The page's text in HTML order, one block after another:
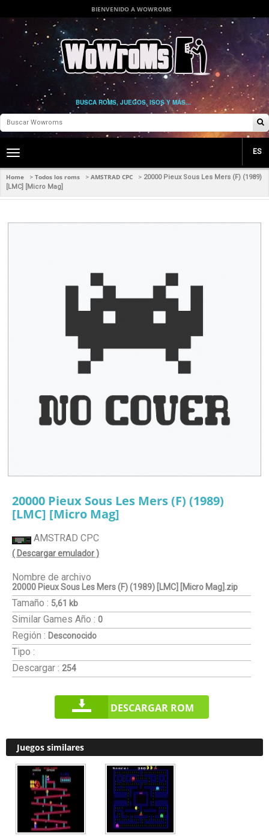
BIENVENIDO A WOWROMS
BUSCA ROMS, JUEGOS, ISOS Y MÁS...
Toggle
navigation
ES
Home > Todos los roms > AMSTRAD CPC > 20000 Pieux Sous Les Mers (F) (1989)
[LMC] [Micro Mag]
20000 Pieux Sous Les Mers (F) (1989)
[LMC] [Micro Mag]
AMSTRAD CPC
( Descargar emulador )
Nombre de archivo
20000 Pieux Sous Les Mers (F) (1989) [LMC] [Micro Mag].zip
Tamaño : 5,61 kb
Similar Games Año : 0
Región : Desconocido
Tipo :
Descargar : 254
DESCARGAR ROM
Juegos similares